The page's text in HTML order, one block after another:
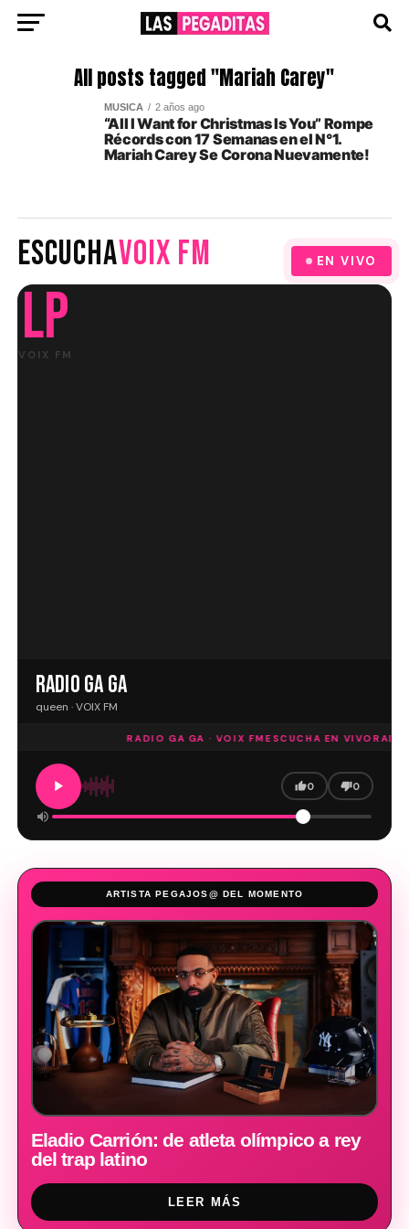
All posts tagged "Mariah Carey"
MUSICA 2 años ago
“All I Want for Christmas Is You” Rompe
Récords con 17 Semanas en el N°1.
Mariah Carey Se Corona Nuevamente!
ESCUCHAVOIX FM EN VIVO
LP
VOIX FM
RADIO GA GA
queen · VOIX FM
RADIO GA GA · VOIX FMESCUCHA EN VIVORADIO
0 0
ARTISTA PEGAJOS@ DEL MOMENTO
Eladio Carrión: de atleta olímpico a rey
del trap latino
LEER MÁS